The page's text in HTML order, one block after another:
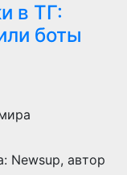
в ТГ:
боты
Newsup, автор